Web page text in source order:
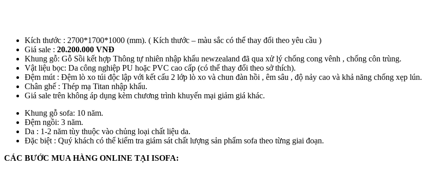
Kích thước : 2700*1700*1000 (mm). ( Kích thước – màu sắc có thể thay đổi theo yêu cầu )
Giá sale : 20.200.000 VNĐ
Khung gỗ: Gỗ Sồi kết hợp Thông tự nhiên nhập khẩu newzealand đã qua xử lý chống cong vênh , chống côn trùng.
Vật liệu bọc: Da công nghiệp PU hoặc PVC cao cấp (có thể thay đổi theo sở thích).
Đệm mút : Đệm lò xo túi độc lập với kết cấu 2 lớp lò xo và chun đàn hồi , êm sâu , độ nảy cao và khả năng chống xẹp lún.
Chân ghế : Thép mạ Titan nhập khẩu.
Giá sale trên không áp dụng kèm chương trình khuyến mại giảm giá khác.
Khung gỗ sofa: 10 năm.
Đệm ngồi: 3 năm.
Da : 1-2 năm tùy thuộc vào chủng loại chất liệu da.
Đặc biệt : Quý khách có thể kiểm tra giám sát chất lượng sản phẩm sofa theo từng giai đoạn.
CÁC BƯỚC MUA HÀNG ONLINE TẠI ISOFA: